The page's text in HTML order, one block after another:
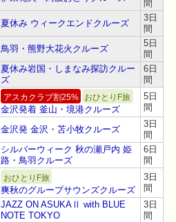
間
夏休み ウィークエンドクルーズ
3日
間
鳥羽・熊野大花火クルーズ
5日
間
夏休み岩国・しまなみ探訪クルー
ズ
6日
間
アスカクラブ割25% おひとりF旅
金沢発着 釜山・境港クルーズ
5日
間
金沢発 金沢・苫小牧クルーズ
3日
間
シルバーウィーク 秋の瀬戸内 姫
路・鳥羽クルーズ
6日
間
おひとりF旅
爽秋のグループサウンズクルーズ
3日
間
JAZZ ON ASUKAⅡ with BLUE
NOTE TOKYO
3日
間